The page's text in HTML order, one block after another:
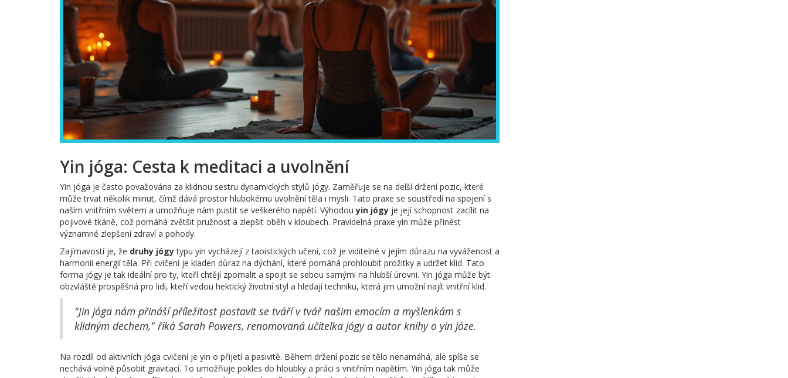
Yin jóga: Cesta k meditaci a uvolnění
Yin jóga je často považována za klidnou sestru dynamických stylů jógy. Zaměřuje se na delší držení pozic, které
může trvat několik minut, čímž dává prostor hlubokému uvolnění těla i mysli. Tato praxe se soustředí na spojení s
naším vnitřním světem a umožňuje nám pustit se veškerého napětí. Výhodouyin jógy je její schopnost zacílit na
pojivové tkáně, což pomáhá zvětšit pružnost a zlepšit oběh v kloubech. Pravidelná praxe yin může přinést
významné zlepšení zdraví a pohody.
Zajímavostí je, že druhy jógytypu yin vycházejí z taoistických učení, což je viditelné v jejím důrazu na vyváženost a
harmonii energií těla. Při cvičení je kladen důraz na dýchání, které pomáhá prohloubit prožitky a udržet klid. Tato
forma jógy je tak ideální pro ty, kteří chtějí zpomalit a spojit se sebou samými na hlubší úrovni. Yin jóga může být
obzvláště prospěšná pro lidi, kteří vedou hektický životní styl a hledají techniku, která jim umožní najít vnitřní klid.
"Jin jóga nám přináší příležitost postavit se tváří v tvář našim emocím a myšlenkám s
klidným dechem," říká Sarah Powers, renomovaná učitelka jógy a autor knihy o yin józe.
Na rozdíl od aktivních jóga cvičení je yin o přijetí a pasivitě. Během držení pozic se tělo nenamáhá, ale spíše se
nechává volně působit gravitací. To umožňuje pokles do hloubky a práci s vnitřním napětím. Yin jóga tak může